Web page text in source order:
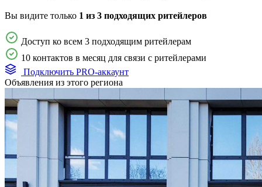
Вы видите только 1 из 3 подходящих ритейлеров
Доступ ко всем 3 подходящим ритейлерам
10 контактов в месяц для связи с ритейлерами
Подключить PRO-аккаунт
Объявления из этого региона